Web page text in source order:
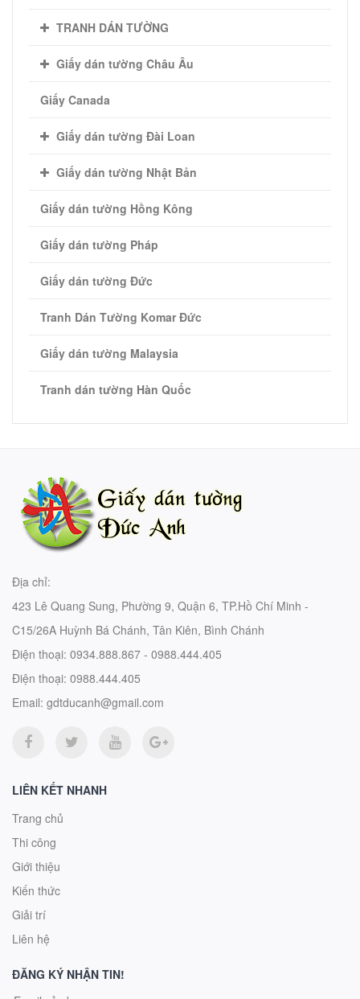
TRANH DÁN TƯỜNG
Giấy dán tường Châu Âu
Giấy Canada
Giấy dán tường Đài Loan
Giấy dán tường Nhật Bản
Giấy dán tường Hồng Kông
Giấy dán tường Pháp
Giấy dán tường Đức
Tranh Dán Tường Komar Đức
Giấy dán tường Malaysia
Tranh dán tường Hàn Quốc
Địa chỉ:
423 Lê Quang Sung, Phường 9, Quận 6, TP.Hồ Chí Minh -
C15/26A Huỳnh Bá Chánh, Tân Kiên, Bình Chánh
Điện thoại: 0934.888.867 - 0988.444.405
Điện thoại: 0988.444.405
Email: gdtducanh@gmail.com
LIÊN KẾT NHANH
Trang chủ
Thi công
Giới thiệu
Kiến thức
Giải trí
Liên hệ
ĐĂNG KÝ NHẬN TIN!